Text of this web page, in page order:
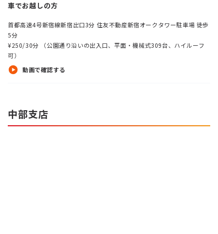
車でお越しの方
首都高速4号新宿線新宿出口3分 住友不動産新宿オークタワー駐車場 徒歩
5分
¥250/30分 （公園通り沿いの出入口、平面・機械式309台、ハイルーフ
可）
動画で確認する
中部支店